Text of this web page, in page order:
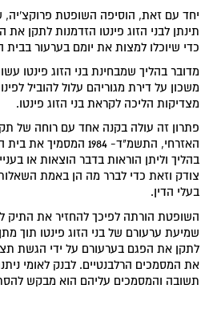
יחד עם זאת, הוסיפה השופטת פרוקצ'יה,
תינתן לבני הזוג פינטו הזדמנות לתקן את
כדי שיוכלו למצות את יומם בערעור
מדובר בהליך שמבחינת בני הזוג פינטו
משכון על דירת מגוריהם עלול להוביל
מצדיקות הליכה לקראת בני הזוג פינטו.
האזרחי, התשמ"ד- 1984
בהליך וליתן הוראות בדבר הוצאות או
צודק וזאת כדי לברר מה הן באמת
בעלי הדין.
השופטת הורתה לפיכך להחזיר את התיק
שמיעת ערעורם של בני הזוג פינטו תוך
לתקן את הפגם בערעורם על ידי הגשת
את המסמכים הרלבנטיים. לבנק לאומי
תשובה והמסמכים עליהם הוא מבקש